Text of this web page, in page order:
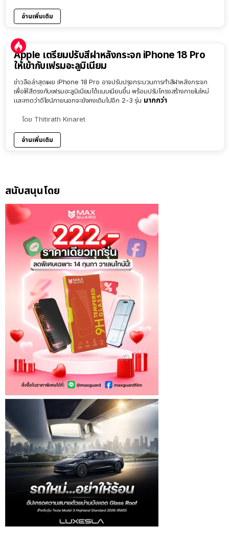
อ่านเพิ่มเติม
Apple เตรียมปรับสีฝาหลังกระจก iPhone 18 Pro
ให้เข้ากับเฟรมอะลูมิเนียม
ข่าวลือล่าสุดเผย iPhone 18 Pro อาจปรับปรุงกระบวนการทำสีฝาหลังกระจก
เพื่อให้สีตรงกับเฟรมอะลูมิเนียมได้แนบเนียนขึ้น พร้อมปรับโครงสร้างภายในใหม่
และคาดว่าดีไซน์ภายนอกจะยังคงเดิมไปอีก 2-3 รุ่น มากกว่า
โดย Thitirath Kinaret
อ่านเพิ่มเติม
สนับสนุนโดย